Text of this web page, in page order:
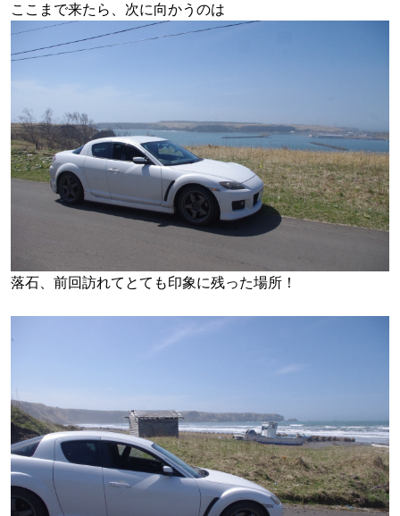
ここまで来たら、次に向かうのは
落石、 前回訪れてとても印象に残った場所！